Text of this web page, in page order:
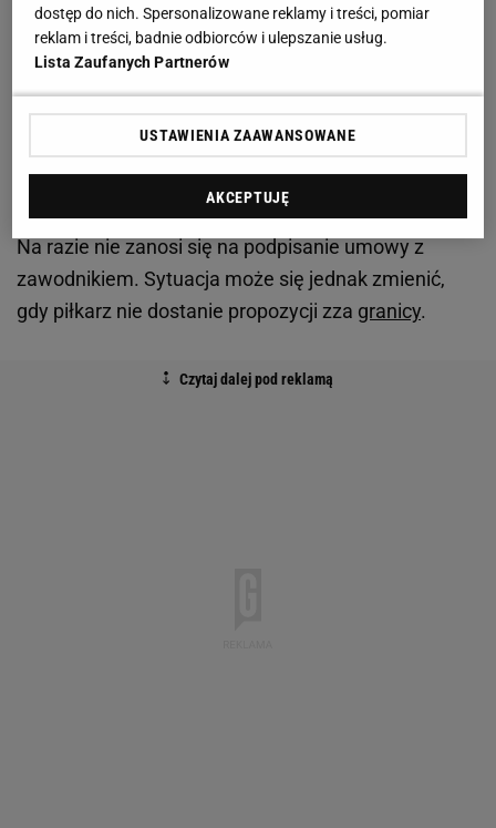
Tytoń mógł trafić do Wisły Płock jeszcze w czasie
zimowego okienka, wówczas klub nie porozumiał się
jednak z zawodnikiem w sprawie wypożyczenia i do
klubu sprowadzono Niemca Thomasa Daehne.
Na razie nie zanosi się na podpisanie umowy z
zawodnikiem. Sytuacja może się jednak zmienić,
gdy piłkarz nie dostanie propozycji zza granicy.
dostęp do nich. Spersonalizowane reklamy i treści, pomiar
reklam i treści, badnie odbiorców i ulepszanie usług.
Lista Zaufanych Partnerów
USTAWIENIA ZAAWANSOWANE
AKCEPTUJĘ